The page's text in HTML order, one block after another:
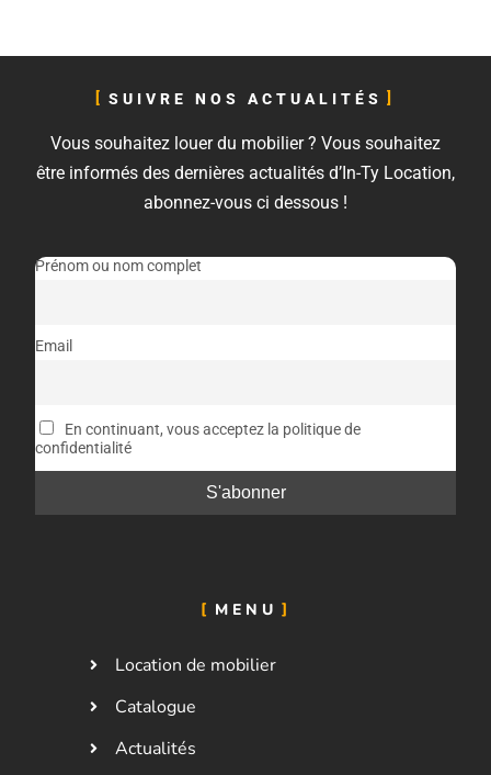
SUIVRE NOS ACTUALITÉS
Vous souhaitez louer du mobilier ? Vous souhaitez
être informés des dernières actualités d’In-Ty Location,
abonnez-vous ci dessous !
Prénom ou nom complet
Email
En continuant, vous acceptez la politique de
confidentialité
MENU
Location de mobilier
Catalogue
Actualités